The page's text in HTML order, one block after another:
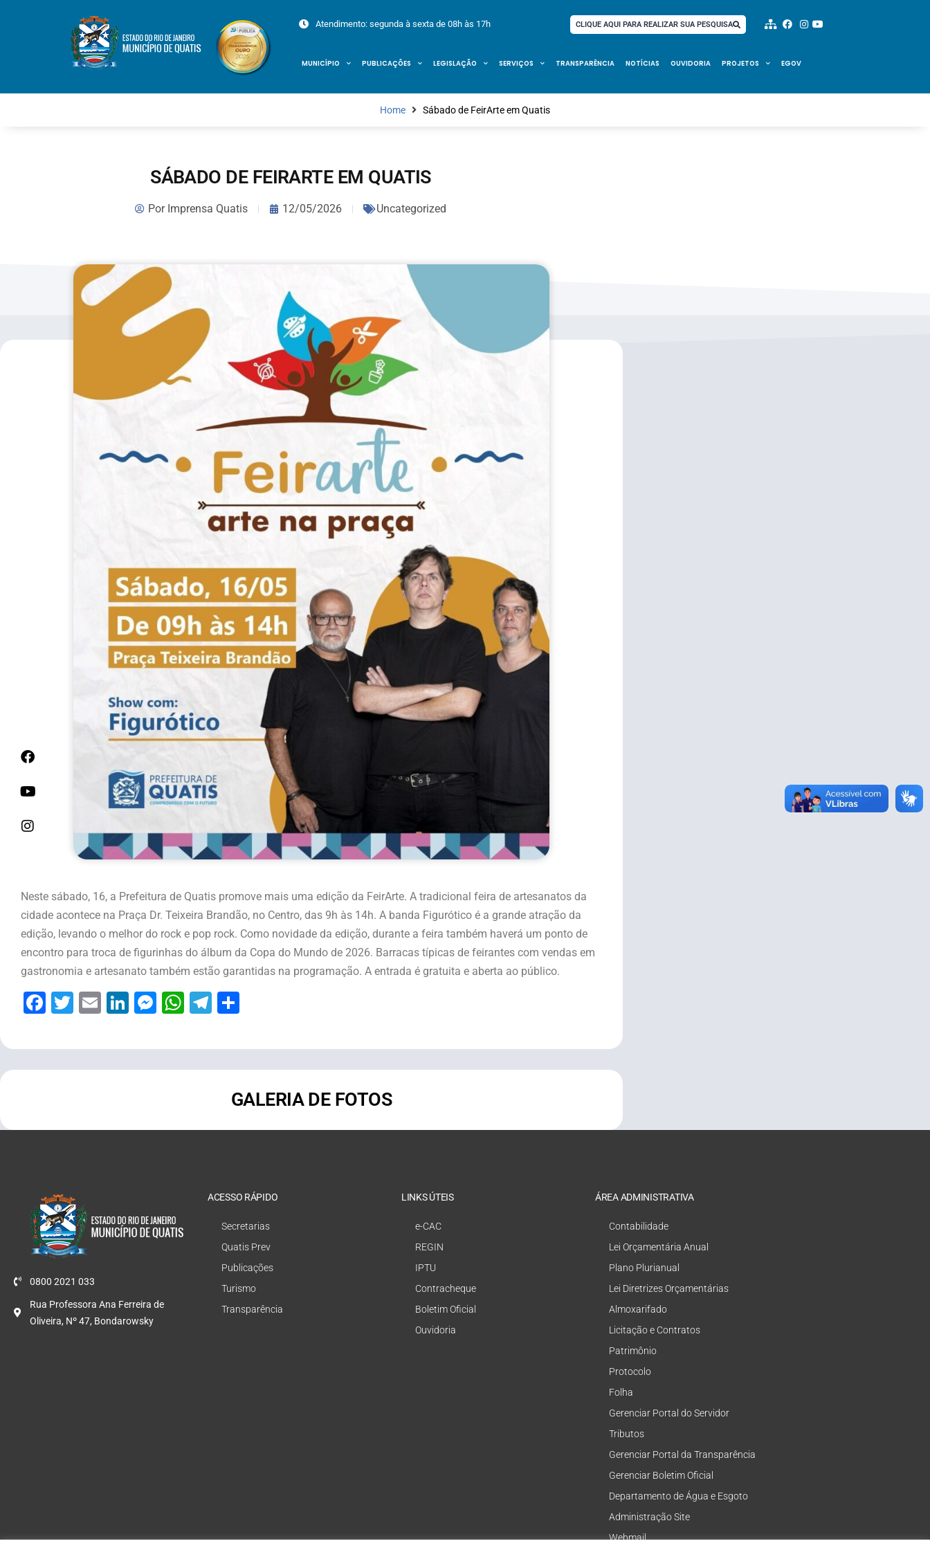
Atendimento: segunda à sexta de 08h às 17h CLIQUE AQUI PARA REALIZAR SUA PESQUISA
MUNICÍPIO PUBLICAÇÕES LEGISLAÇÃO SERVIÇOS TRANSPARÊNCIA NOTÍCIAS OUVIDORIA PROJETOS EGOV
Home Sábado de FeirArte em Quatis
SÁBADO DE FEIRARTE EM QUATIS
PorImprensa Quatis 12/05/2026 Uncategorized
Neste sábado, 16, a Prefeitura de Quatis promove mais uma edição da FeirArte. A tradicional feira de artesanatos da
cidade acontece na Praça Dr. Teixeira Brandão, no Centro, das 9h às 14h. A banda Figurótico é a grande atração da
edição, levando o melhor do rock e pop rock. Como novidade da edição, durante a feira também haverá um ponto de
encontro para troca de figurinhas do álbum da Copa do Mundo de 2026. Barracas típicas de feirantes com vendas em
gastronomia e artesanato também estão garantidas na programação. A entrada é gratuita e aberta ao público.
Facebook
Twitter
EmailLinkedIn
Messenger
WhatsApp
Telegram
GALERIA DE FOTOS
0800 2021 033
Rua Professora Ana Ferreira de
Oliveira, Nº 47, Bondarowsky
ACESSO RÁPIDO
Secretarias
Quatis Prev
Publicações
Turismo
Transparência
LINKS ÚTEIS
e-CAC
REGIN
IPTU
Contracheque
Boletim Oficial
Ouvidoria
ÁREA ADMINISTRATIVA
Contabilidade
Lei Orçamentária Anual
Plano Plurianual
Lei Diretrizes Orçamentárias
Almoxarifado
Licitação e Contratos
Patrimônio
Protocolo
Folha
Gerenciar Portal do Servidor
Tributos
Gerenciar Portal da Transparência
Gerenciar Boletim Oficial
Departamento de Água e Esgoto
Administração Site
Webmail